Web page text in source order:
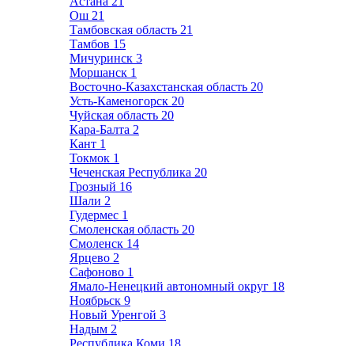
Ош 21
Тамбовская область 21
Тамбов 15
Мичуринск 3
Моршанск 1
Восточно-Казахстанская область 20
Усть-Каменогорск 20
Чуйская область 20
Кара-Балта 2
Кант 1
Токмок 1
Чеченская Республика 20
Грозный 16
Шали 2
Гудермес 1
Смоленская область 20
Смоленск 14
Ярцево 2
Сафоново 1
Ямало-Ненецкий автономный округ 18
Ноябрьск 9
Новый Уренгой 3
Надым 2
Республика Коми 18